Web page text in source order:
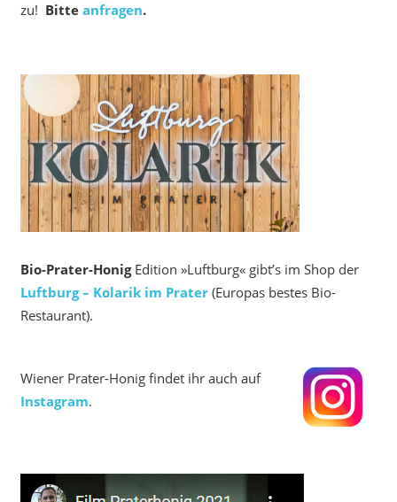
zu! Bitte anfragen.
Bio-Prater-HonigEdition »Luftburg« gibt’s im Shop der
Luftburg – Kolarik im Prater(Europas bestes Bio-
Restaurant).
Wiener Prater-Honig findet ihr auch auf
Instagram.